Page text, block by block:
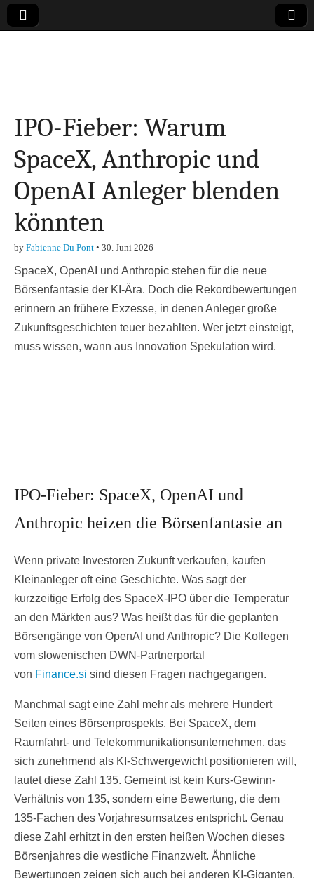
Finanzen,
Marketing-, Vertrieb-
& Investment-Tipps
IPO-Fieber: Warum
SpaceX, Anthropic und
OpenAI Anleger blenden
könnten
by Fabienne Du Pont • 30. Juni 2026
SpaceX, OpenAI und Anthropic stehen für die neue
Börsenfantasie der KI-Ära. Doch die Rekordbewertungen
erinnern an frühere Exzesse, in denen Anleger große
Zukunftsgeschichten teuer bezahlten. Wer jetzt einsteigt,
muss wissen, wann aus Innovation Spekulation wird.
IPO-Fieber: SpaceX, OpenAI und
Anthropic heizen die Börsenfantasie an
Wenn private Investoren Zukunft verkaufen, kaufen
Kleinanleger oft eine Geschichte. Was sagt der
kurzzeitige Erfolg des SpaceX-IPO über die Temperatur
an den Märkten aus? Was heißt das für die geplanten
Börsengänge von OpenAI und Anthropic? Die Kollegen
vom slowenischen DWN-Partnerportal
von Finance.si sind diesen Fragen nachgegangen.
Manchmal sagt eine Zahl mehr als mehrere Hundert
Seiten eines Börsenprospekts. Bei SpaceX, dem
Raumfahrt- und Telekommunikationsunternehmen, das
sich zunehmend als KI-Schwergewicht positionieren will,
lautet diese Zahl 135. Gemeint ist kein Kurs-Gewinn-
Verhältnis von 135, sondern eine Bewertung, die dem
135-Fachen des Vorjahresumsatzes entspricht. Genau
diese Zahl erhitzt in den ersten heißen Wochen dieses
Börsenjahres die westliche Finanzwelt. Ähnliche
Bewertungen zeigen sich auch bei anderen KI-Giganten.